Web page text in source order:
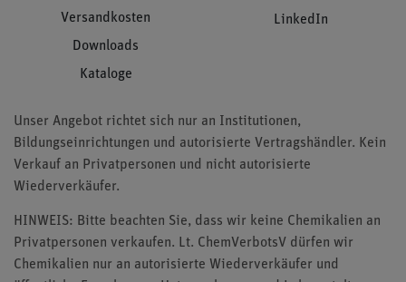
Versandkosten
Downloads
Kataloge
LinkedIn
Unser Angebot richtet sich nur an Institutionen,
Bildungseinrichtungen und autorisierte Vertragshändler. Kein
Verkauf an Privatpersonen und nicht autorisierte
Wiederverkäufer.
HINWEIS: Bitte beachten Sie, dass wir keine Chemikalien an
Privatpersonen verkaufen. Lt. ChemVerbotsV dürfen wir
Chemikalien nur an autorisierte Wiederverkäufer und